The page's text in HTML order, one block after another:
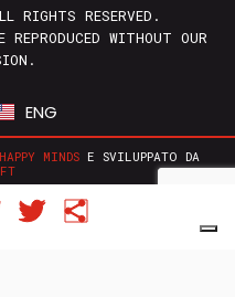
RIGHTS RESERVED.
WITHOUT OUR
ENG
HAPPY MINDS E SVILUPPATO DA
Telegram
Twitter